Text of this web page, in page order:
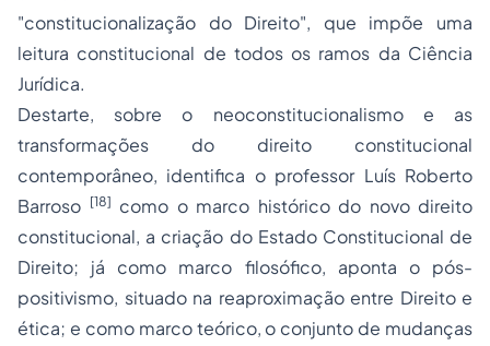
"constitucionalização do Direito", que impõe uma
leitura constitucional de todos os ramos da Ciência
Jurídica.
Destarte, sobre o neoconstitucionalismo e as
transformações do direito constitucional
contemporâneo, identifica o professor Luís Roberto
Barroso [18] como o marco histórico do novo direito
constitucional, a criação do Estado Constitucional de
Direito; já como marco filosófico, aponta o pós-
positivismo, situado na reaproximação entre Direito e
ética; e como marco teórico, o conjunto de mudanças